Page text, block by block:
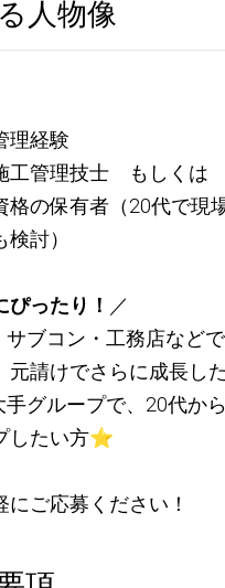
人物像
理経験
工管理技士 もしくは
格の保有者（20代で現
討）
ぴったり！ ／
サブコン・工務店など
元請けでさらに成長し
グループで、20代か
したい方⭐
にご応募ください！